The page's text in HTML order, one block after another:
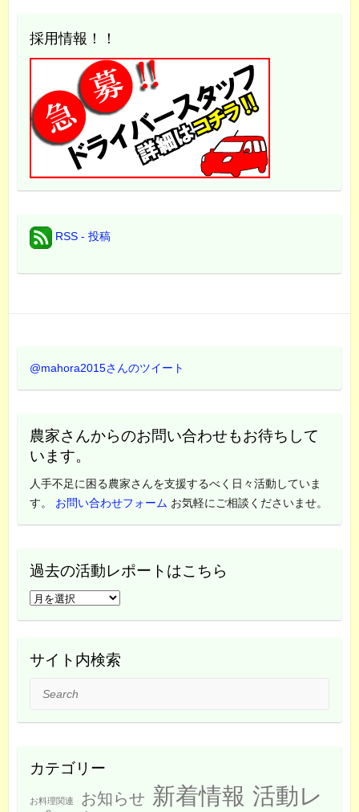
採用情報！！
RSS - 投稿
@mahora2015さんのツイート
農家さんからのお問い合わせもお待ちして
います。
人手不足に困る農家さんを支援するべく日々活動していま
す。 お問い合わせフォーム お気軽にご相談くださいませ。
過去の活動レポートはこちら
過
去
活
は
サイト内検索
Search
カテゴリー
お料理関連 お知らせ 新着情報 活動レ